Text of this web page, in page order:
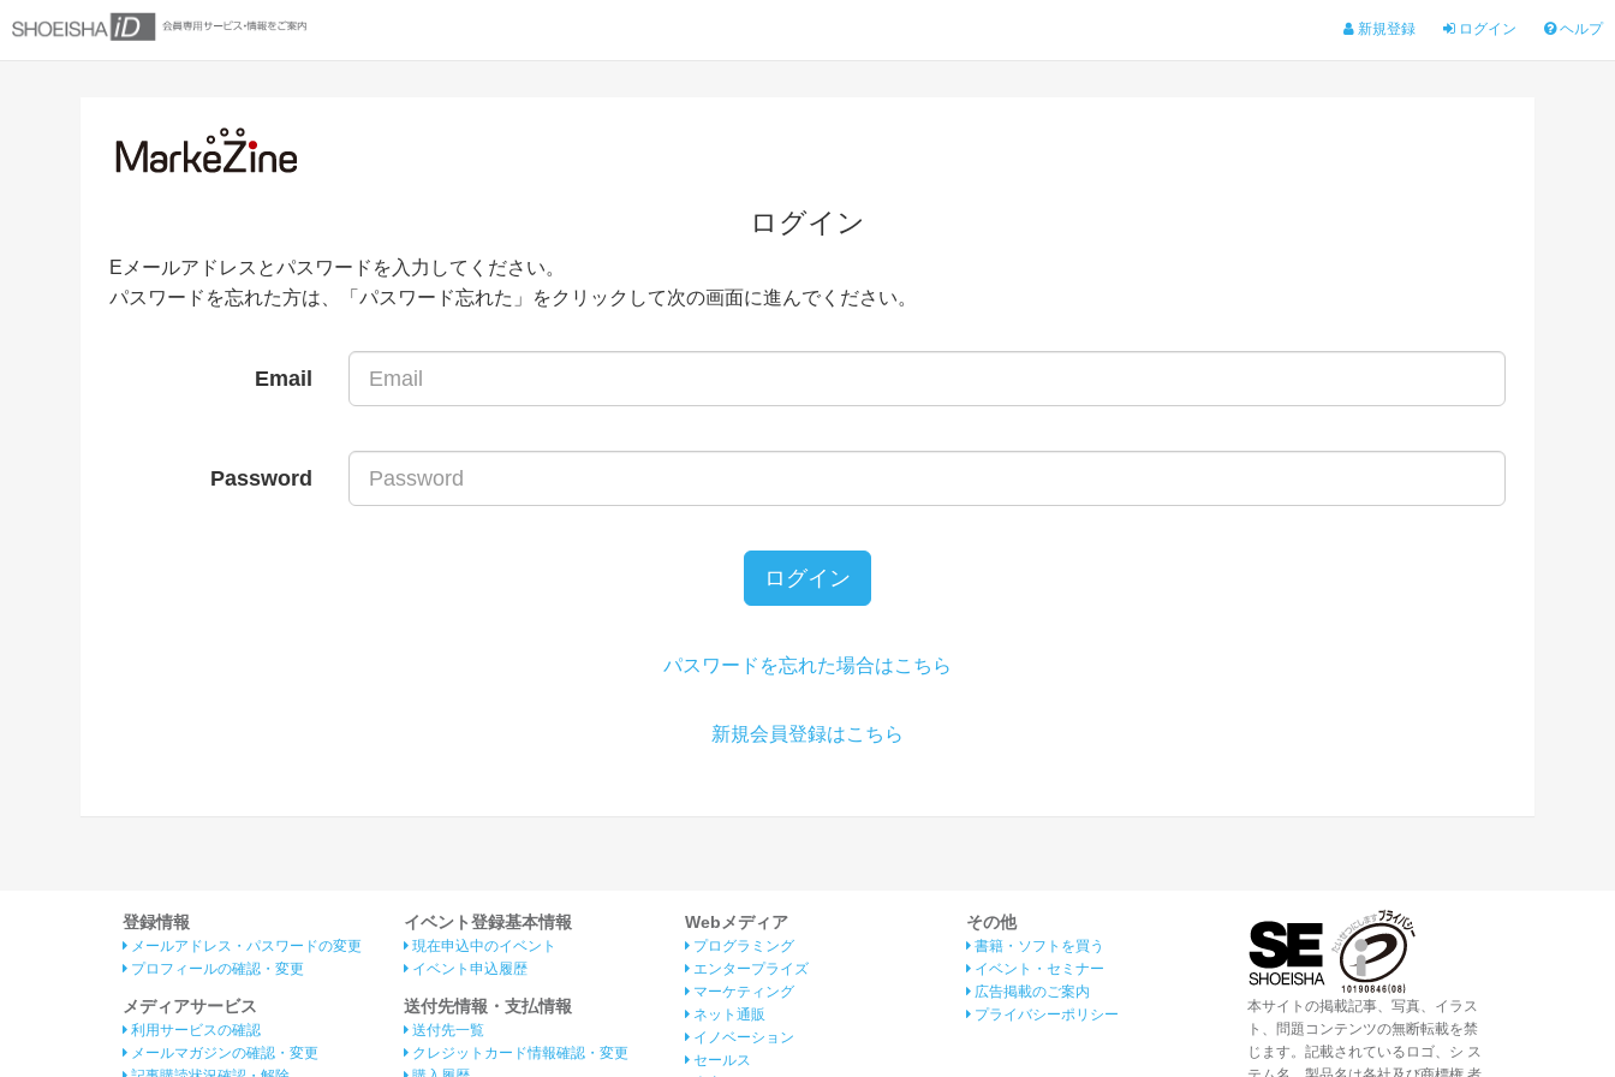
新規登録 ログイン ヘルプ
ログイン
Eメールアドレスとパスワードを入力してください。
パスワードを忘れた方は、「パスワード忘れた」をクリックして次の画面に進んでください。
Email
Password
ログイン
パスワードを忘れた場合はこちら
新規会員登録はこちら
登録情報
メールアドレス・パスワードの変更
プロフィールの確認・変更
メディアサービス
利用サービスの確認
メールマガジンの確認・変更
イベント登録基本情報
現在申込中のイベント
イベント申込履歴
送付先情報・支払情報
送付先一覧
クレジットカード情報確認・変更
Webメディア
プログラミング
エンタープライズ
マーケティング
ネット通販
イノベーション
セールス
その他
書籍・ソフトを買う
イベント・セミナー
広告掲載のご案内
プライバシーポリシー
本サイトの掲載記事、写真、イラス
ト、問題コンテンツの無断転載を禁
じます。記載されているロゴ、シ ス